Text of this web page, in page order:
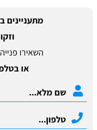
מתעניינים
השאירו
או